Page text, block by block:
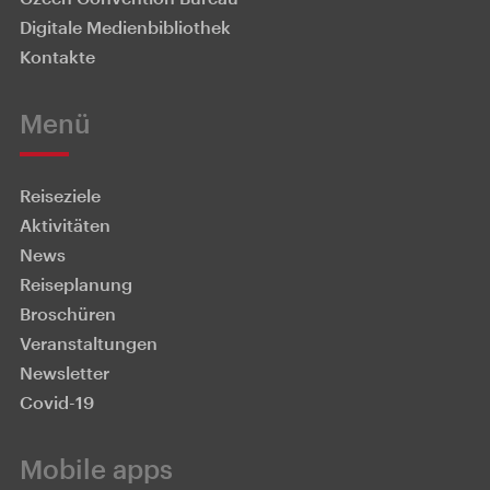
Digitale Medienbibliothek
Kontakte
Menü
Reiseziele
Aktivitäten
News
Reiseplanung
Broschüren
Veranstaltungen
Newsletter
Covid-19
Mobile apps